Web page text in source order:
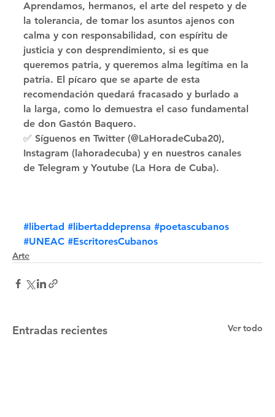
Aprendamos, hermanos, el arte del respeto y de
la tolerancia, de tomar los asuntos ajenos con
calma y con responsabilidad, con espíritu de
justicia y con desprendimiento, si es que
queremos patria, y queremos alma legítima en la
patria. El pícaro que se aparte de esta
recomendación quedará fracasado y burlado a
la larga, como lo demuestra el caso fundamental
de don Gastón Baquero.
✅ Síguenos en Twitter (@LaHoradeCuba20),
Instagram (lahoradecuba) y en nuestros canales
de Telegram y Youtube (La Hora de Cuba).
#libertad #libertaddeprensa #poetascubanos
#UNEAC #EscritoresCubanos
Arte
Entradas recientes Ver todo